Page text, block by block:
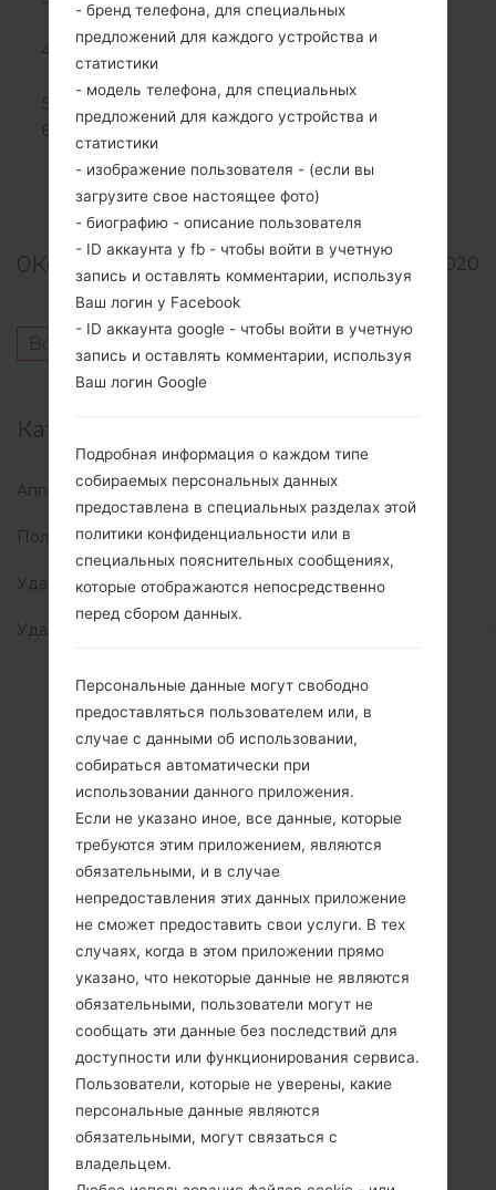
1809#*101# или 2945#*101#
Нажмите
клавишу вызова
Аппаратный сброс завершен.
В результате этих действий память
восстановлена.
0Комментарии 2542 05.05.2020
Войдите чтобы оставить комментарий.
Категории
Аппаратный сброс (3)
Полезные статьи (1)
Удалить все данные с помощью кода (3)
Удалить все данные с через меню
- бренд телефона, для специальных
предложений для каждого устройства и
статистики
- модель телефона, для специальных
предложений для каждого устройства и
статистики
- изображение пользователя - (если вы
загрузите свое настоящее фото)
- биографию - описание пользователя
- ID аккаунта у fb - чтобы войти в учетную
запись и оставлять комментарии, используя
Ваш логин у Facebook
- ID аккаунта google - чтобы войти в учетную
запись и оставлять комментарии, используя
Ваш логин Google
Подробная информация о каждом типе
собираемых персональных данных
предоставлена в специальных разделах этой
политики конфиденциальности или в
специальных пояснительных сообщениях,
которые отображаются непосредственно
перед сбором данных.
Персональные данные могут свободно
предоставляться пользователем или, в
случае с данными об использовании,
собираться автоматически при
использовании данного приложения.
Если не указано иное, все данные, которые
требуются этим приложением, являются
обязательными, и в случае
непредоставления этих данных приложение
не сможет предоставить свои услуги. В тех
случаях, когда в этом приложении прямо
указано, что некоторые данные не являются
обязательными, пользователи могут не
сообщать эти данные без последствий для
доступности или функционирования сервиса.
Пользователи, которые не уверены, какие
персональные данные являются
обязательными, могут связаться с
владельцем.